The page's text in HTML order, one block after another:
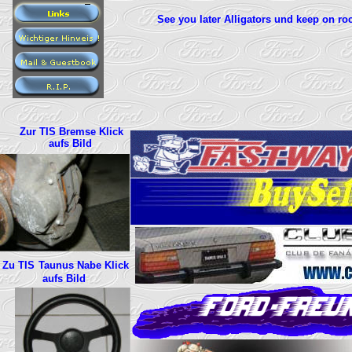
Zur TIS Bremse Klick
aufs Bild
Zu TIS Taunus Nabe Klick
aufs Bild
See you later Alligators und keep on